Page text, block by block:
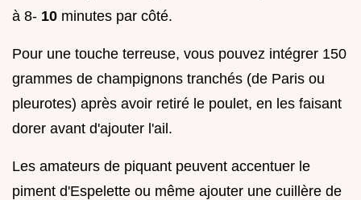
à 8- 10 minutes par côté.
Pour une touche terreuse, vous pouvez intégrer 150
grammes de champignons tranchés (de Paris ou
pleurotes) après avoir retiré le poulet, en les faisant
dorer avant d'ajouter l'ail.
Les amateurs de piquant peuvent accentuer le
piment d'Espelette ou même ajouter une cuillère de